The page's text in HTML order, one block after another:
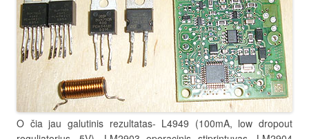
O čia jau galutinis rezultatas- L4949 (100mA, low dropout